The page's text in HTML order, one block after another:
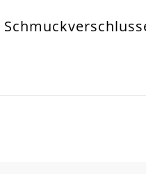
Metall Legierung